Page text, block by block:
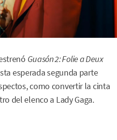
Guasón 2: Folie a Deux
esperada segunda parte
como convertir la cinta
del elenco a Lady Gaga.